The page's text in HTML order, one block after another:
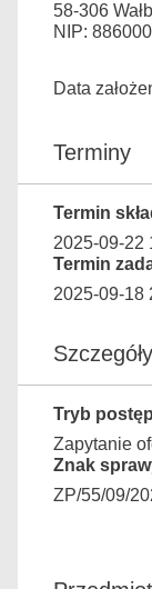
58-306
NIP:
Data
Terminy
Termin
2025-09-22
Termin
2025-09-18
Tryb
Zapytanie
Znak
ZP/55/09/